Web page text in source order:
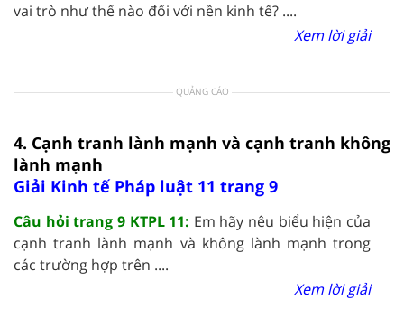
vai trò như thế nào đối với nền kinh tế? ....
Xem lời giải
QUẢNG CÁO
4. Cạnh tranh lành mạnh và cạnh tranh không
lành mạnh
Giải Kinh tế Pháp luật 11 trang 9
Câu hỏi trang 9 KTPL 11: Em hãy nêu biểu hiện của
cạnh tranh lành mạnh và không lành mạnh trong
các trường hợp trên ....
Xem lời giải